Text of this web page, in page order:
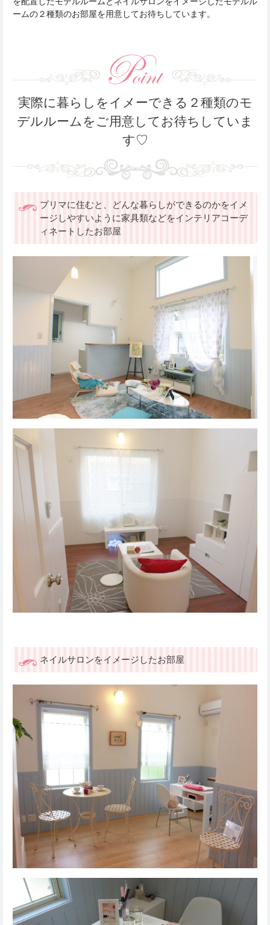
ームの２種類のお部屋を用意してお待ちしています。
実際に暮らしをイメーできる２種類のモ
デルルームをご用意してお待ちしていま
す♡
プリマに住むと、どんな暮らしができるのかをイメ
ージしやすいように家具類などをインテリアコーデ
ィネートしたお部屋
ネイルサロンをイメージしたお部屋